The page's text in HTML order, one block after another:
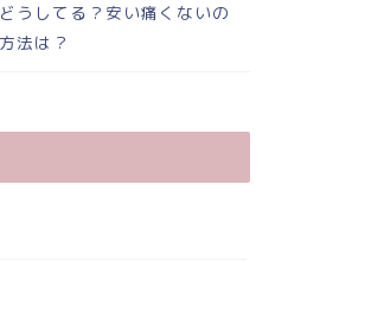
うしてる？安い痛くないの
法は？